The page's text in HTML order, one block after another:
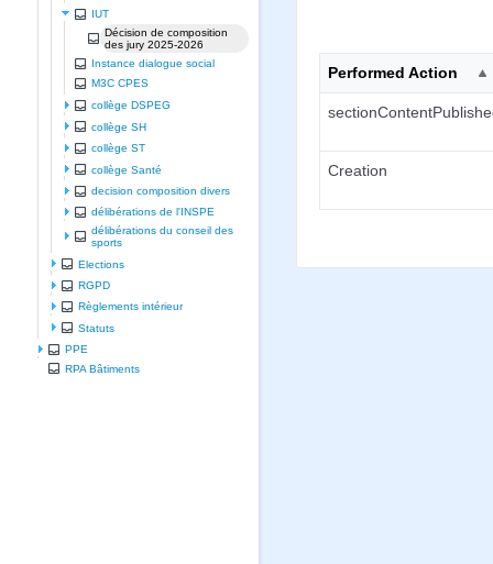
IUT
Décision de composition
des jury 2025-2026
Instance dialogue social
M3C CPES
collège DSPEG
collège SH
collège ST
collège Santé
decision composition divers
délibérations de l'INSPE
délibérations du conseil des
sports
Elections
RGPD
Règlements intérieur
Statuts
PPE
RPA Bâtiments
Performed Action
Creation